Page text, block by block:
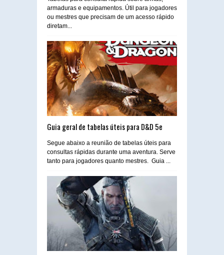
armaduras e equipamentos. Útil para jogadores
ou mestres que precisam de um acesso rápido
diretam...
Guia geral de tabelas úteis para D&D 5e
Segue abaixo a reunião de tabelas úteis para
consultas rápidas durante uma aventura. Serve
tanto para jogadores quanto mestres. Guia ...